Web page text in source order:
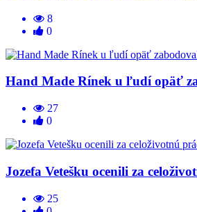
8
0
Hand Made Rínek u ľudí opäť
27
0
Jozefa Vetešku ocenili za
25